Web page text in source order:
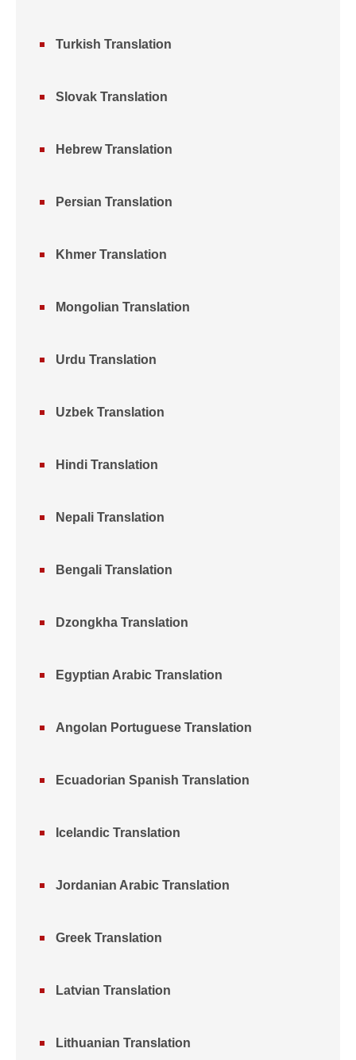
Turkish Translation
Slovak Translation
Hebrew Translation
Persian Translation
Khmer Translation
Mongolian Translation
Urdu Translation
Uzbek Translation
Hindi Translation
Nepali Translation
Bengali Translation
Dzongkha Translation
Egyptian Arabic Translation
Angolan Portuguese Translation
Ecuadorian Spanish Translation
Icelandic Translation
Jordanian Arabic Translation
Greek Translation
Latvian Translation
Lithuanian Translation